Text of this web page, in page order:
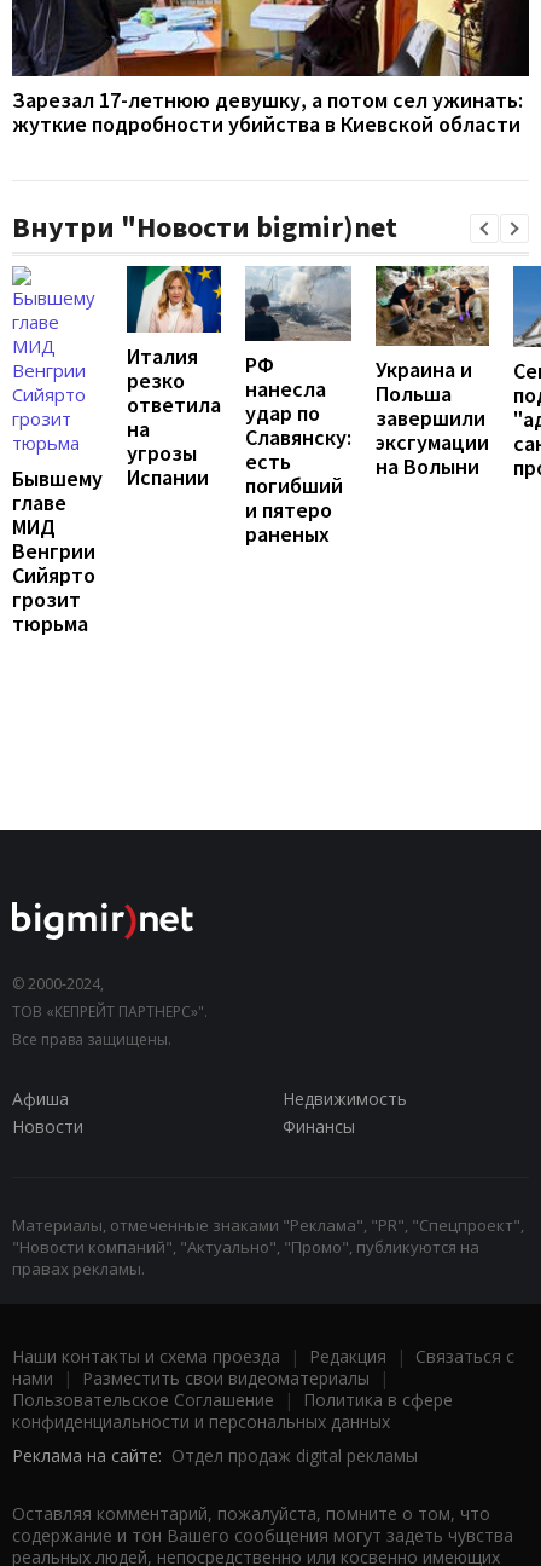
Зарезал 17-летнюю девушку, а потом сел ужинать:
жуткие подробности убийства в Киевской области
Внутри "Новости bigmir)net
Бывшему
главе
МИД
Венгрии
Сийярто
грозит
тюрьма
Италия
резко
ответила
на
угрозы
Испании
РФ
нанесла
удар по
Славянску:
есть
погибший
и пятеро
раненых
Украина и
Польша
завершили
эксгумации
на Волыни
© 2000-2024,
ТОВ «КЕПРЕЙТ ПАРТНЕРС»".
Все права защищены.
Афиша
Недвижимость
Новости
Финансы
Материалы, отмеченные знаками "Реклама", "PR", "Спецпроект",
"Новости компаний", "Актуально", "Промо", публикуются на
правах рекламы.
Наши контакты и схема проезда | Редакция | Связаться с
нами | Разместить свои видеоматериалы |
Пользовательское Соглашение |
Политика в сфере
конфиденциальности и персональных данных
Реклама на сайте: Отдел продаж digital рекламы
Оставляя комментарий, пожалуйста, помните о том, что
содержание и тон Вашего сообщения могут задеть чувства
реальных людей, непосредственно или косвенно имеющих